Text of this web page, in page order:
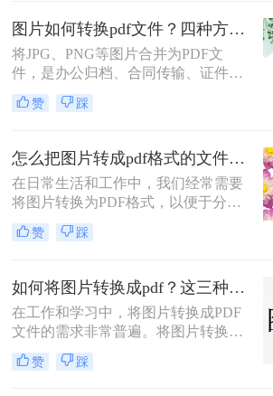
出最适合自己的转换方式，下表汇总
了五种主流方法的核心差异：
图片如何转换pdf文件？四种方法实测对比，附各场景最优选！
将JPG、PNG等图片合并为PDF文
件，是办公归档、合同传输、证件提
交中经常遇到的需求。但不同方法在
转换质量、操作效率、数据安全方面
模糊、页面错位，甚至隐私泄露。本
文基于实际测试，对比四种主流图片
转PDF方案，按场景给出明确建议，
帮你少走弯路。
赞 踩
怎么把图片转成pdf格式的文件？尝试下面三种方法！
在日常生活和工作中，我们经常需要
将图片转换为PDF格式，以便于分
享、打印或归档。那么怎么把图片转
成pdf格式的文件呢？本文将介绍三种
方法都有其特点和适用场景，您可以
根据自己的需求选择最合适的方式。
赞 踩
如何将图片转换成pdf？这三种方法帮助你解决问题！
在工作和学习中，将图片转换成PDF
文件的需求非常普遍。将图片转换成
PDF不仅可以方便地整合多张图片，
还可以确保文件格式的一致性和兼容
赞 踩